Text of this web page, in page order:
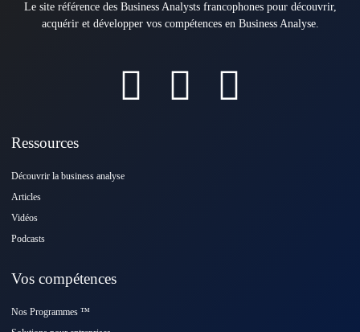
Le site référence des Business Analysts francophones pour découvrir,
acquérir et développer vos compétences en Business Analyse.
Ressources
Découvrir la business analyse
Articles
Vidéos
Podcasts
Vos compétences
Nos Programmes ™️